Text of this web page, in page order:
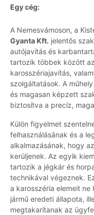
Egy cég:
A Nemesvámoson, a
Gyanta Kft. jelentős
autójavítás és
tartozik többek között
karosszériajavítás,
szolgáltatások. A
és magasan képzett
biztosítva a precíz,
Külön figyelmet
felhasználásának és a
alkalmazásának, hogy
kerüljenek. Az egyik
tartozik a jégkár és
technikával végeznek.
a karosszéria elemeit ne
jármű eredeti állapota,
megtakarítanak az